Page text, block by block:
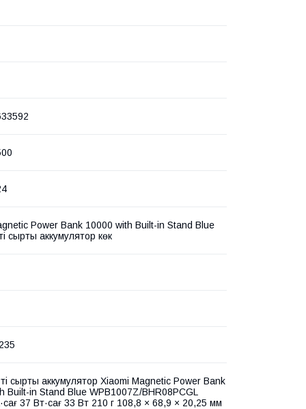
Power Bank 10000 with Built-in Stand Blue
сыртқы аккумулятор көк
сыртқы аккумулятор Xiaomi Magnetic Power Bank
Built-in Stand Blue WPB1007Z/BHR08PCGL
37 Вт·сағ 33 Вт 210 г 108,8 × 68,9 × 20,25 мм